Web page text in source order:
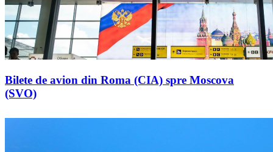
Bilete de avion din Roma (CIA) spre Moscova
(SVO)